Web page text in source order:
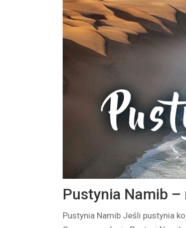
Pustynia Namib
Pustynia Namib Jeśli pustynia